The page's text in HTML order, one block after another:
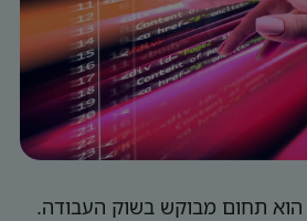
הוא תחום מבוקש בשוק העבודה.